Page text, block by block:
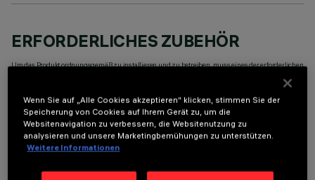
ERFORDERLICHES ZUBEHÖR
Um das Produkt ordnungsgemäß zu installieren und zu betreiben, muss eines der erforderlichen
Wenn Sie auf „Alle Cookies akzeptieren“ klicken, stimmen Sie der
Speicherung von Cookies auf Ihrem Gerät zu, um die
Websitenavigation zu verbessern, die Websitenutzung zu
analysieren und unsere Marketingbemühungen zu unterstützen.
Weitere Informationen